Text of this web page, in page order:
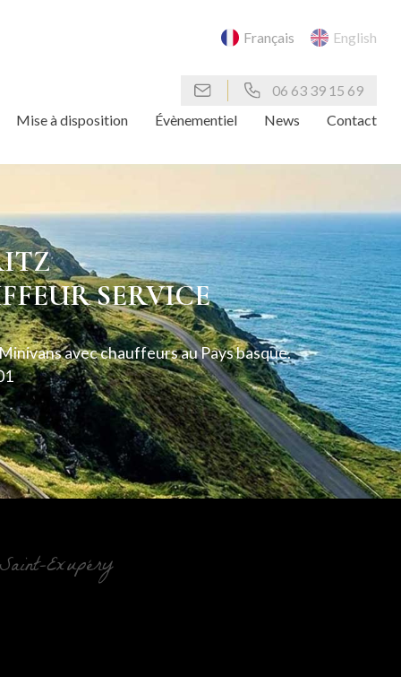
Français English
06 63 39 15 69
Mise à disposition
Évènementiel News Contact
SERVICE
avec chauffeurs au Pays basque.
Exupéry